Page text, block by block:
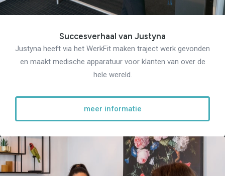
Succesverhaal van Justyna
Justyna heeft via het WerkFit maken traject werk gevonden
en maakt medische apparatuur voor klanten van over de
hele wereld.
meer informatie